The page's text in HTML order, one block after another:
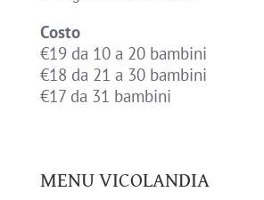
Costo
€19 da 10 a 20 bambini
€18 da 21 a 30 bambini
€17 da 31 bambini
MENU VICOLANDIA